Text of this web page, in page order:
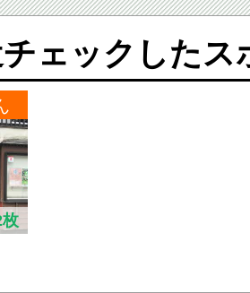
ェックしたス